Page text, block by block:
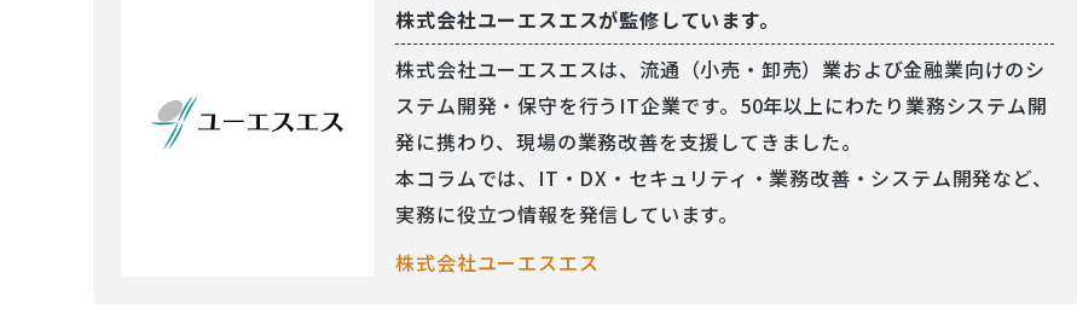
株式会社ユーエスエスが監修しています。
株式会社ユーエスエスは、流通（小売・卸売）業および金融業向けのシ
ステム開発・保守を行うIT企業です。50年以上にわたり業務システム開
発に携わり、現場の業務改善を支援してきました。
本コラムでは、IT・DX・セキュリティ・業務改善・システム開発など、
実務に役立つ情報を発信しています。
株式会社ユーエスエス